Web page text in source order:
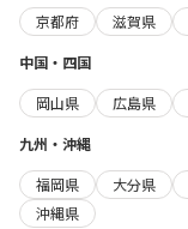
京都府
滋賀県
中国・四国
岡山県
広島県
九州・沖縄
福岡県
大分県
沖縄県